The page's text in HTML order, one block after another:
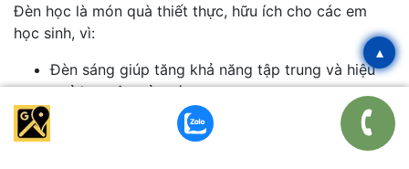
Đèn học là món quà thiết thực, hữu ích cho các em
học sinh, vì:
Đèn sáng giúp tăng khả năng tập trung và hiệu
quả học tập của các em.
Giảm bớt căng mắt khi học bài và đọc sách nhờ
Thiết kế gọn nhẹ, dễ dàng điều chỉnh độ sáng và
▴